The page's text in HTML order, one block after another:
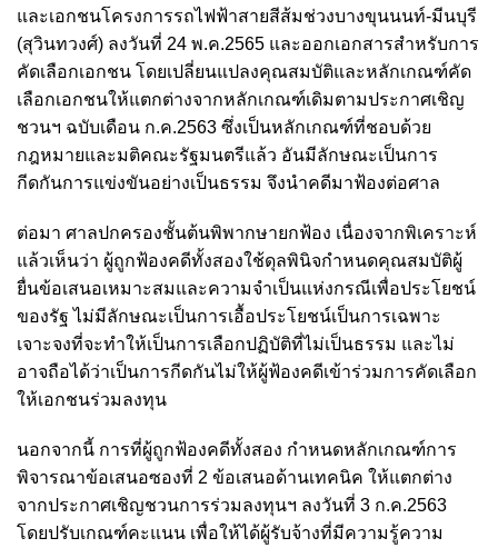
และเอกชนโครงการรถไฟฟ้าสายสีส้มช่วงบางขุนนนท์-มีนบุรี
(สุวินทวงศ์) ลงวันที่ 24 พ.ค.2565 และออกเอกสารสำหรับการ
คัดเลือกเอกชน โดยเปลี่ยนแปลงคุณสมบัติและหลักเกณฑ์คัด
เลือกเอกชนให้แตกต่างจากหลักเกณฑ์เดิมตามประกาศเชิญ
ชวนฯ ฉบับเดือน ก.ค.2563 ซึ่งเป็นหลักเกณฑ์ที่ชอบด้วย
กฎหมายและมติคณะรัฐมนตรีแล้ว อันมีลักษณะเป็นการ
กีดกันการแข่งขันอย่างเป็นธรรม จึงนำคดีมาฟ้องต่อศาล
ต่อมา ศาลปกครองชั้นต้นพิพากษายกฟ้อง เนื่องจากพิเคราะห์
แล้วเห็นว่า ผู้ถูกฟ้องคดีทั้งสองใช้ดุลพินิจกำหนดคุณสมบัติผู้
ยื่นข้อเสนอเหมาะสมและความจำเป็นแห่งกรณีเพื่อประโยชน์
ของรัฐ ไม่มีลักษณะเป็นการเอื้อประโยชน์เป็นการเฉพาะ
เจาะจงที่จะทำให้เป็นการเลือกปฏิบัติที่ไม่เป็นธรรม และไม่
อาจถือได้ว่าเป็นการกีดกันไม่ให้ผู้ฟ้องคดีเข้าร่วมการคัดเลือก
ให้เอกชนร่วมลงทุน
นอกจากนี้ การที่ผู้ถูกฟ้องคดีทั้งสอง กำหนดหลักเกณฑ์การ
พิจารณาข้อเสนอซองที่ 2 ข้อเสนอด้านเทคนิค ให้แตกต่าง
จากประกาศเชิญชวนการร่วมลงทุนฯ ลงวันที่ 3 ก.ค.2563
โดยปรับเกณฑ์คะแนน เพื่อให้ได้ผู้รับจ้างที่มีความรู้ความ